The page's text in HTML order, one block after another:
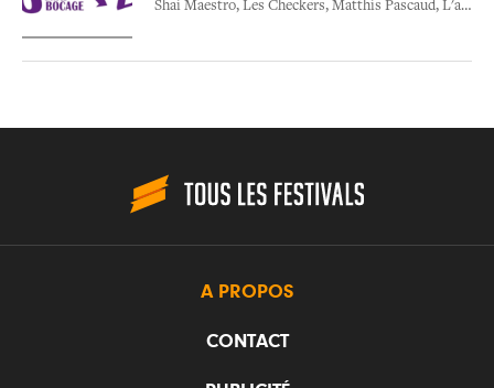
Shai Maestro, Les Checkers, Matthis Pascaud, L'appel Du 5
A PROPOS
CONTACT